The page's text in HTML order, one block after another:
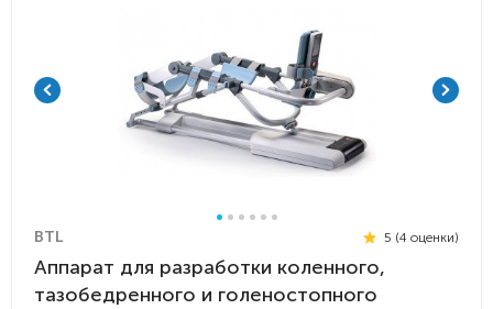
BTL 5 (4 оценки)
Аппарат для разработки коленного,
тазобедренного и голеностопного